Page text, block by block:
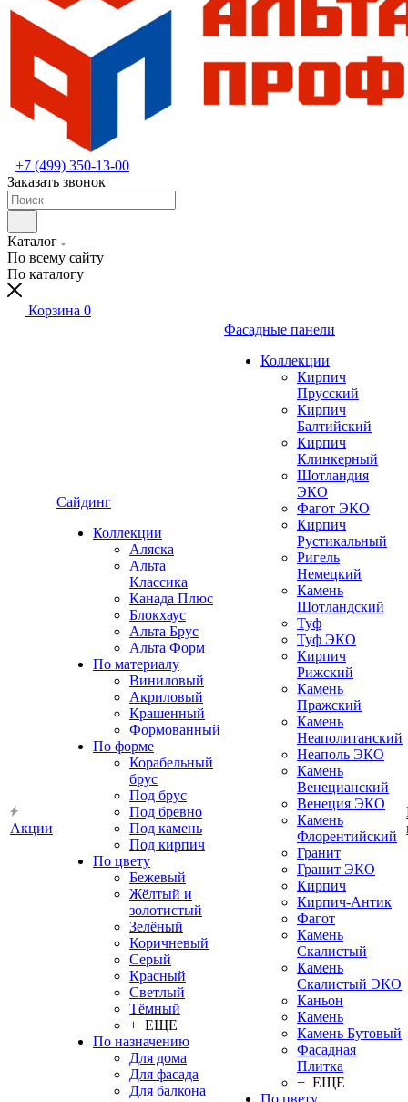
+7 (499) 350-13-00
Заказать звонок
Каталог
По всему сайту
По каталогу
Корзина 0
Акции
Сайдинг
Коллекции
Аляска
Альта
Классика
Канада Плюс
Блокхаус
Альта Брус
Альта Форм
По материалу
Виниловый
Акриловый
Крашенный
Формованный
По форме
Корабельный
брус
Под брус
Под бревно
Под камень
Под кирпич
По цвету
Бежевый
Жёлтый и
золотистый
Зелёный
Коричневый
Серый
Красный
Светлый
Тёмный
+ ЕЩЕ
По назначению
Для дома
Для фасада
Для балкона
Фасадные панели
Коллекции
Кирпич
Прусский
Кирпич
Балтийский
Кирпич
Клинкерный
Шотландия
ЭКО
Фагот ЭКО
Кирпич
Рустикальный
Ригель
Немецкий
Камень
Шотландский
Туф
Туф ЭКО
Кирпич
Рижский
Камень
Пражский
Камень
Неаполитанский
Неаполь ЭКО
Камень
Венецианский
Венеция ЭКО
Камень
Флорентийский
Гранит
Гранит ЭКО
Кирпич
Кирпич-Антик
Фагот
Камень
Скалистый
Камень
Скалистый ЭКО
Каньон
Камень
Камень Бутовый
Фасадная
Плитка
+ ЕЩЕ
По цвету